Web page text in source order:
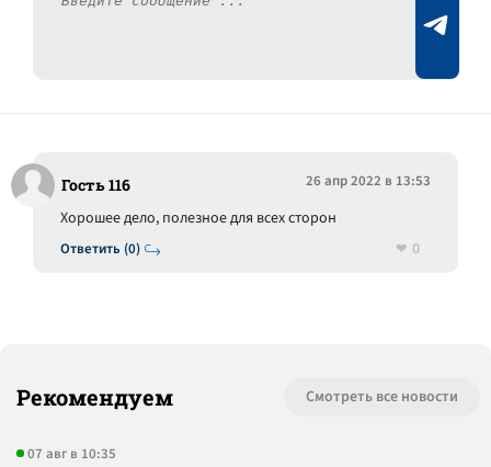
Гость 116 26 апр 2022 в 13:53
Ответить (0)
Хорошее дело, полезное для всех сторон
0
Рекомендуем Смотреть все новости
07 авг в 10:35